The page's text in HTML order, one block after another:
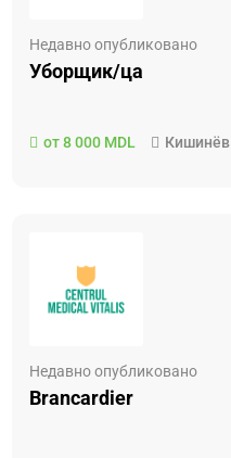
Недавно опубликовано
Уборщик/ца
от 8 000 MDL Кишинёв
Недавно опубликовано
Brancardier